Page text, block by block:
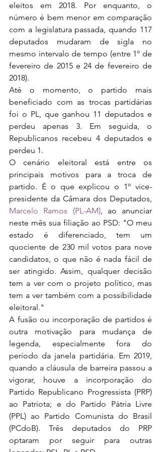
eleitos em 2018. Por enquanto, o
número é bem menor em comparação
com a legislatura passada, quando 117
deputados mudaram de sigla no
mesmo intervalo de tempo (entre 1º de
fevereiro de 2015 e 24 de fevereiro de
2018).
Até o momento, o partido mais
beneficiado com as trocas partidárias
foi o PL, que ganhou 11 deputados e
perdeu apenas 3. Em seguida, o
Republicanos recebeu 4 deputados e
perdeu 1.
O cenário eleitoral está entre os
principais motivos para a troca de
partido. É o que explicou o 1º vice-
Marcelo Ramos (PL-AM), ao anunciar
neste mês sua filiação ao PSD: "O meu
estado é diferenciado, tem um
quociente de 230 mil votos para nove
candidatos, o que não é nada fácil de
ser atingido. Assim, qualquer decisão
tem a ver com o projeto político, mas
tem a ver também com a possibilidade
eleitoral."
A fusão ou incorporação de partidos é
outra motivação para mudança de
legenda, especialmente fora do
período da janela partidária. Em 2019,
quando a cláusula de barreira passou a
vigorar, houve a incorporação do
Partido Republicano Progressista (PRP)
ao Patriota; e do Partido Pátria Livre
(PPL) ao Partido Comunista do Brasil
(PCdoB). Três deputados do PRP
optaram por seguir para outras